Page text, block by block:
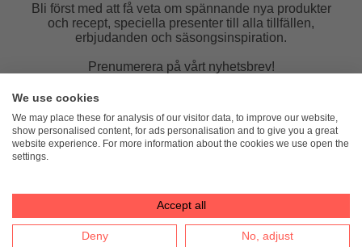
Bli först med att få veta om spännande nya produkter
och recept, speciella presenter till alla tillfällen,
erbjudanden och säsongsinspiration.
Prenumerera på vårt nyhetsbrev!
E-post:
We use cookies
We may place these for analysis of our visitor data, to improve our website,
show personalised content, for ads personalisation and to give you a great
website experience. For more information about the cookies we use open the
settings.
Accept all
Deny No, adjust